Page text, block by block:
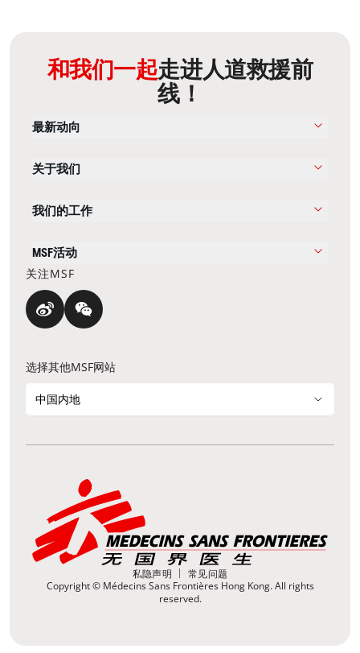
和我们一起走进人道救援前
线！
最新动向
关于我们
我们的工作
MSF活动
关注MSF
选择其他MSF网站
中国内地
私隐声明
常见问题
Copyright © Médecins Sans Frontières Hong Kong. All rights
reserved.